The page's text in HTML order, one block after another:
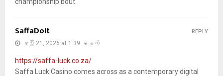
SaffaDoIt
ဧပြီ 21, 2026 at 1:39 မနက်
https://saffa-luck.co.za/
Saffa Luck Casino comes across as a contemporary digital
REPLY